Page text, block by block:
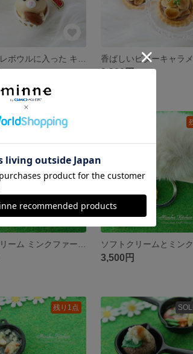
3,200円
残り1点
3,500円
残り1点